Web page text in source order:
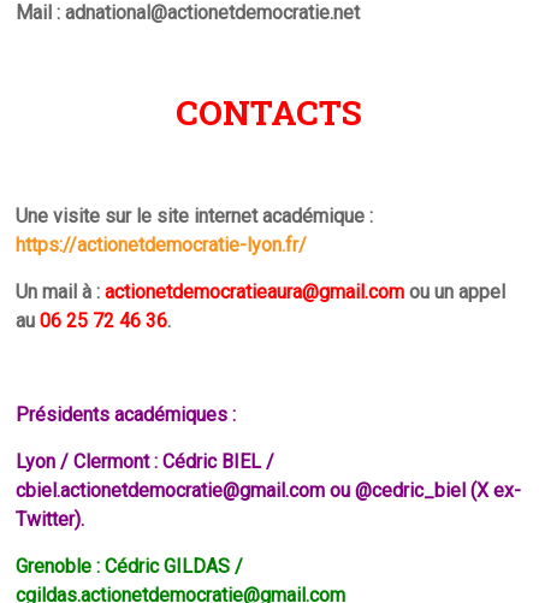
Mail : adnational@actionetdemocratie.net
CONTACTS
Une visite sur le site internet académique :
https://actionetdemocratie-lyon.fr/
Un mail à :actionetdemocratieaura@gmail.com ou un appel
au06 25 72 46 36.
Présidents académiques :
Lyon / Clermont : Cédric BIEL /
cbiel.actionetdemocratie@gmail.com ou@cedric_biel (X ex-
Twitter).
Grenoble : Cédric GILDAS /
cgildas.actionetdemocratie@gmail.com